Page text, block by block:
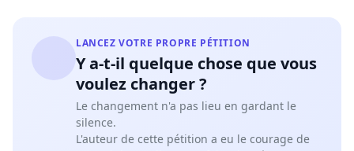
LANCEZ VOTRE PROPRE PÉTITION
Y a-t-il quelque chose que vous
voulez changer ?
Le changement n'a pas lieu en gardant le
silence.
L'auteur de cette pétition a eu le courage de